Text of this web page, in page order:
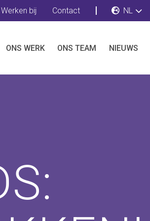
Werken bij Contact NL
ONS WERK ONS TEAM NIEUWS